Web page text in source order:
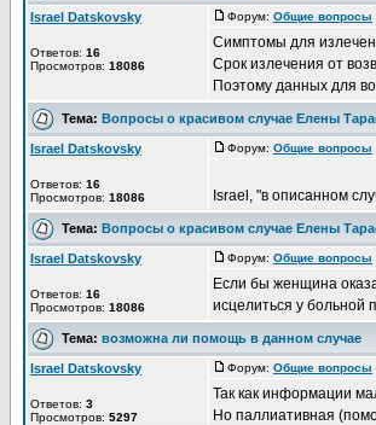
Israel Datskovsky
Ответов: 16
Просмотров: 18086
Форум: Общие вопросы
Симптомы для
Срок излечения от
Поэтому данных для
Тема: Вопросы о красивом случае Елены
Israel Datskovsky
Ответов: 16
Просмотров: 18086
Форум: Общие вопросы
Israel, "в описанном
Тема: Вопросы о красивом случае Елены
Israel Datskovsky
Ответов: 16
Просмотров: 18086
Форум: Общие вопросы
Если бы женщина
исцелиться у больной
Тема: возможна ли помощь в данном случае
Israel Datskovsky
Ответов: 3
Просмотров: 5297
Форум: Общие вопросы
Так как информации
Но паллиативная